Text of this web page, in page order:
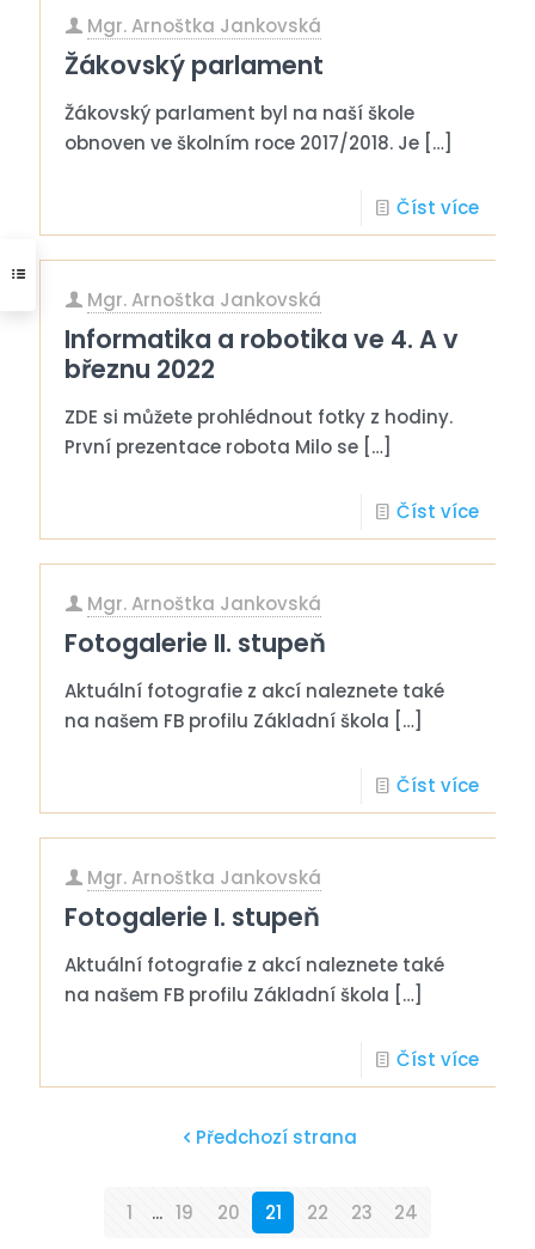
Mgr. Arnoštka Jankovská
Žákovský parlament
Žákovský parlament byl na naší škole
obnoven ve školním roce 2017/2018. Je […]
Číst více
Mgr. Arnoštka Jankovská
Informatika a robotika ve 4. A v
březnu 2022
ZDE si můžete prohlédnout fotky z hodiny.
První prezentace robota Milo se […]
Číst více
Mgr. Arnoštka Jankovská
Fotogalerie II. stupeň
Aktuální fotografie z akcí naleznete také
na našem FB profilu Základní škola […]
Číst více
Mgr. Arnoštka Jankovská
Fotogalerie I. stupeň
Aktuální fotografie z akcí naleznete také
na našem FB profilu Základní škola […]
Číst více
Předchozí strana
1 ... 19 20 21 22 23 24